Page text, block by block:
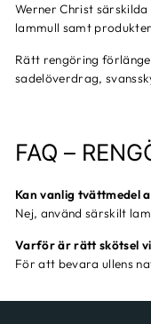
Werner Christ
lammull samt
Rätt rengöring
sadelöverdrag,
FAQ –
Kan vanlig tvättmedel
Nej, använd särskilt
Varför är rätt skötsel
För att bevara ullens